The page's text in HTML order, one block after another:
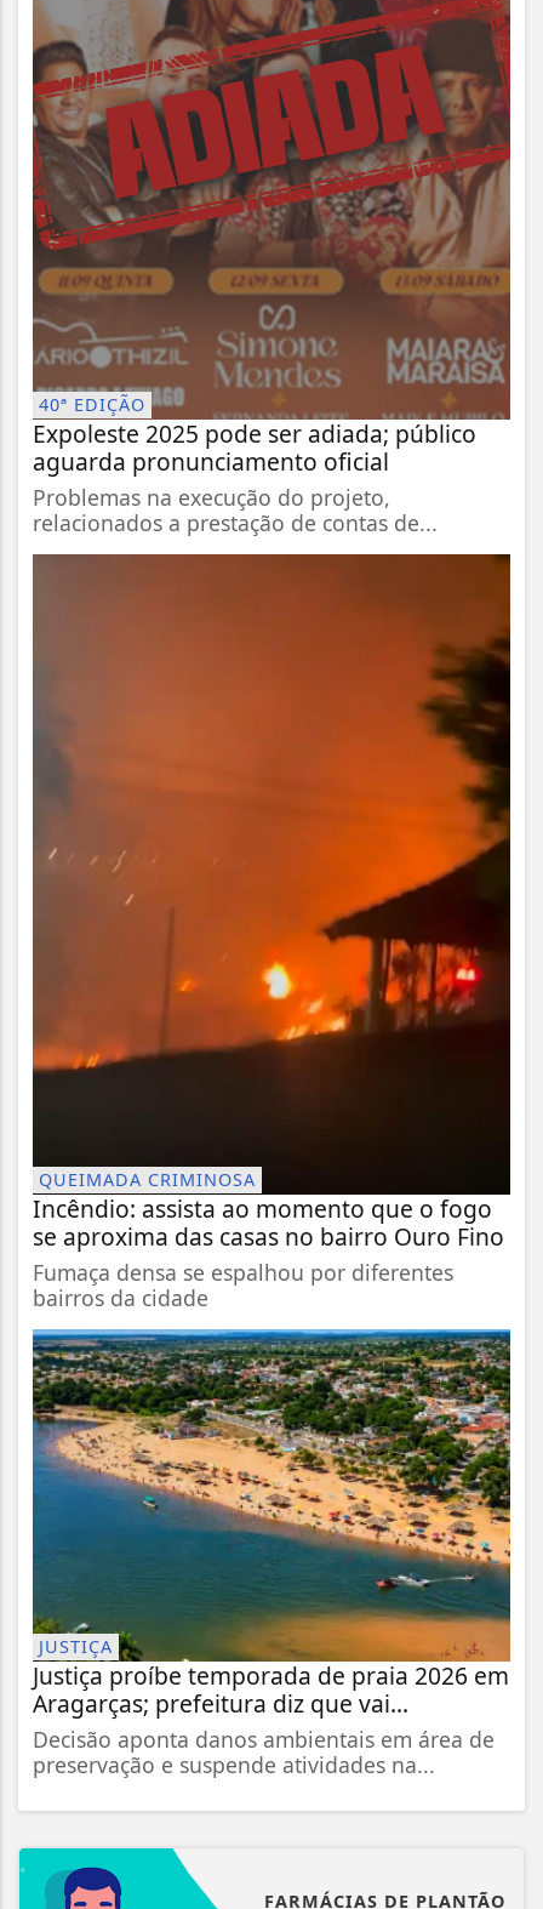
40ª EDIÇÃO
Expoleste 2025 pode ser adiada; público
aguarda pronunciamento oficial
Problemas na execução do projeto,
relacionados a prestação de contas de...
QUEIMADA CRIMINOSA
Incêndio: assista ao momento que o fogo
se aproxima das casas no bairro Ouro Fino
Fumaça densa se espalhou por diferentes
bairros da cidade
JUSTIÇA
Justiça proíbe temporada de praia 2026 em
Aragarças; prefeitura diz que vai...
Decisão aponta danos ambientais em área de
preservação e suspende atividades na...
FARMÁCIAS DE PLANTÃO